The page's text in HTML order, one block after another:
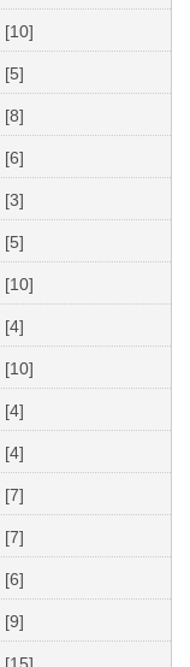
[10]
[5]
[8]
[6]
[3]
[5]
[10]
[4]
[10]
[4]
[4]
[7]
[7]
[6]
[9]